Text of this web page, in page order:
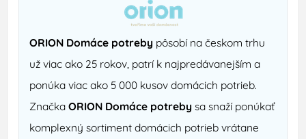
ORION Domáce potreby pôsobí na českom trhu
už viac ako 25 rokov, patrí k najpredávanejším a
ponúka viac ako 5 000 kusov domácich potrieb.
ZnačkaORION Domáce potreby sa snaží ponúkať
komplexný sortiment domácich potrieb vrátane